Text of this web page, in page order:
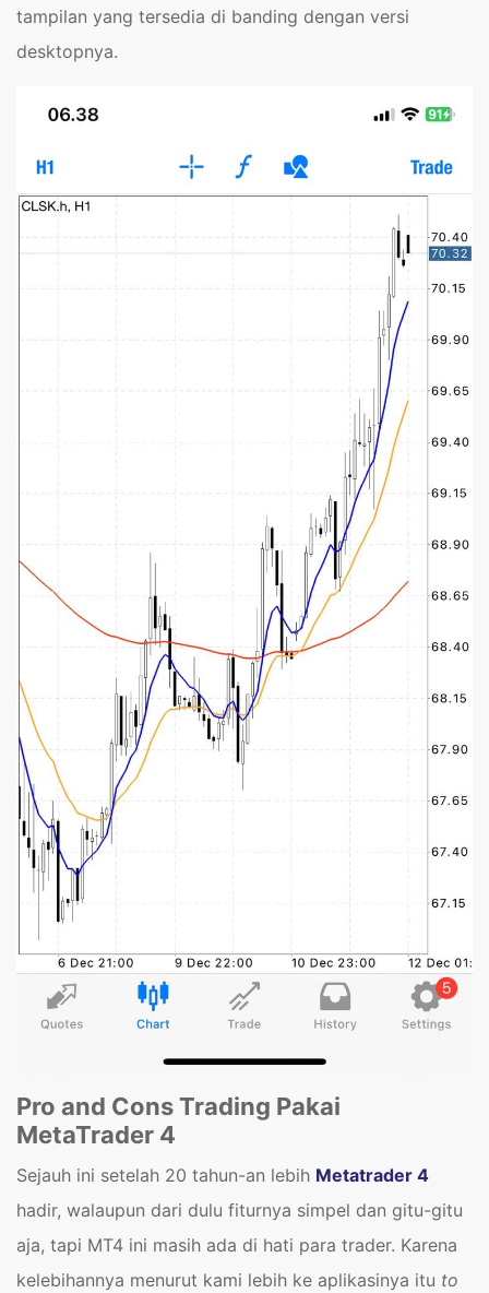
tampilan yang tersedia di banding dengan versi
desktopnya.
Pro and Cons Trading Pakai
MetaTrader 4
Sejauh ini setelah 20 tahun-an lebih Metatrader 4
hadir, walaupun dari dulu fiturnya simpel dan gitu-gitu
aja, tapi MT4 ini masih ada di hati para trader. Karena
kelebihannya menurut kami lebih ke aplikasinya itu to